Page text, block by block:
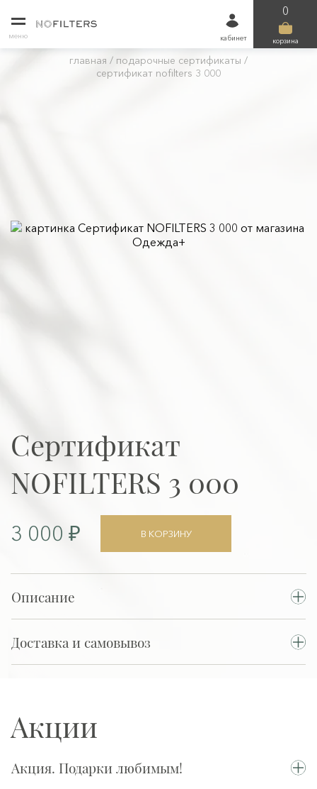
меню кабинет
0
корзина
главная / подарочные сертификаты /
сертификат nofilters 3 000
Сертификат
NOFILTERS 3 000
3 000 ₽ В КОРЗИНУ
Описание
Доставка и самовывоз
Акции
Акция. Подарки любимым!